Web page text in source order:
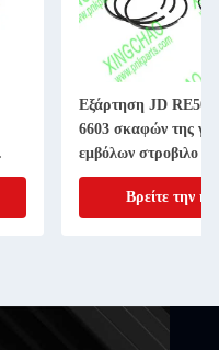
Εξάρτηση JD
6603 σκαφών της
εμβόλων στροβιλο
4045T 6068T
Βρείτε την